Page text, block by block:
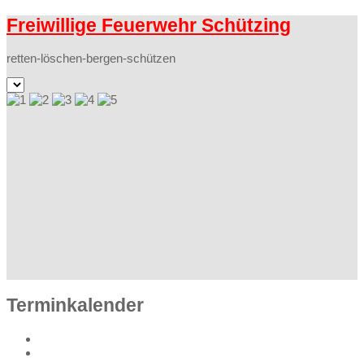
Freiwillige Feuerwehr Schützing
retten-löschen-bergen-schützen
Terminkalender